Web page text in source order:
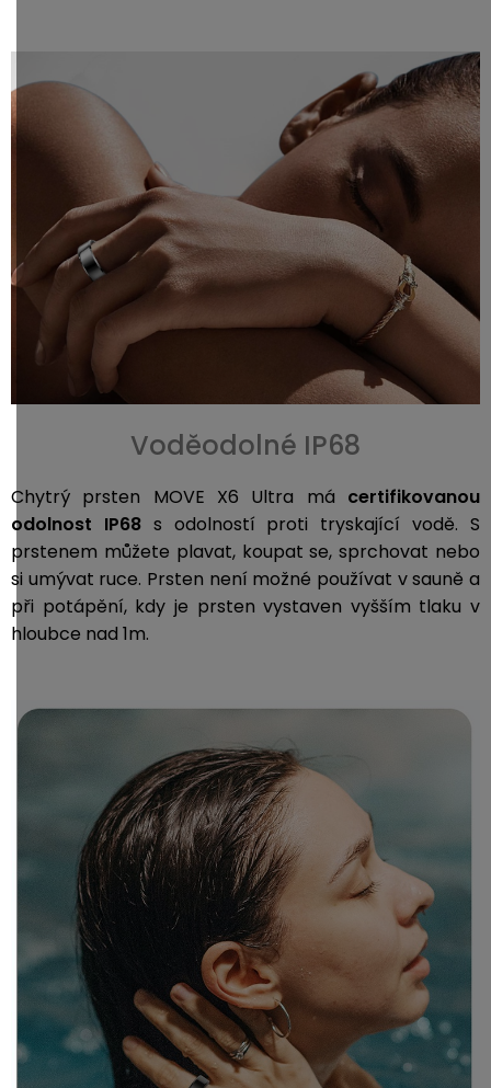
Voděodolné IP68
Chytrý prsten MOVE X6 Ultra má certifikovanou
odolnost IP68 s odolností proti tryskající vodě. S
prstenem můžete plavat, koupat se, sprchovat nebo
si umývat ruce. Prsten není možné používat v sauně a
při potápění, kdy je prsten vystaven vyšším tlaku v
hloubce nad 1m.